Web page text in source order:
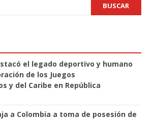
BUSCAR
el legado deportivo y humano
de los Juegos
y del Caribe en República
a Colombia a toma de posesión de